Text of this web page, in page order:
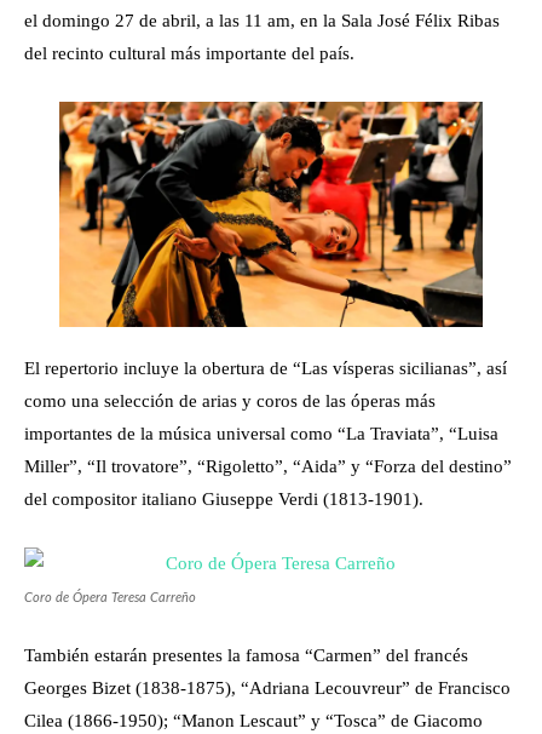
el domingo 27 de abril, a las 11 am, en la Sala José Félix Ribas
del recinto cultural más importante del país.
El repertorio incluye la obertura de “Las vísperas sicilianas”, así
como una selección de arias y coros de las óperas más
importantes de la música universal como “La Traviata”, “Luisa
Miller”, “Il trovatore”, “Rigoletto”, “Aida” y “Forza del destino”
del compositor italiano Giuseppe Verdi (1813-1901).
Coro de Ópera Teresa Carreño
También estarán presentes la famosa “Carmen” del francés
Georges Bizet (1838-1875), “Adriana Lecouvreur” de Francisco
Cilea (1866-1950); “Manon Lescaut” y “Tosca” de Giacomo